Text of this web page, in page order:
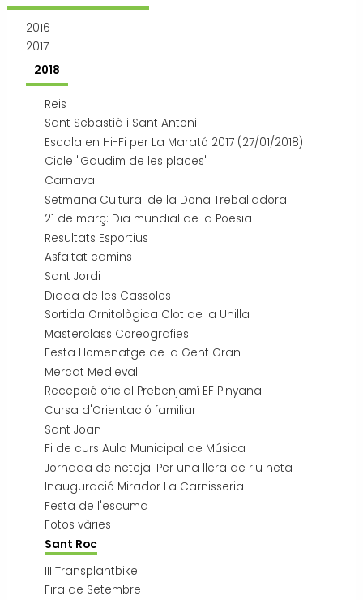
2016
2017
2018
Reis
Sant Sebastià i Sant Antoni
Escala en Hi-Fi per La Marató 2017 (27/01/2018)
Cicle "Gaudim de les places"
Carnaval
Setmana Cultural de la Dona Treballadora
21 de març: Dia mundial de la Poesia
Resultats Esportius
Asfaltat camins
Sant Jordi
Diada de les Cassoles
Sortida Ornitològica Clot de la Unilla
Masterclass Coreografies
Festa Homenatge de la Gent Gran
Mercat Medieval
Recepció oficial Prebenjamí EF Pinyana
Cursa d'Orientació familiar
Sant Joan
Fi de curs Aula Municipal de Música
Jornada de neteja: Per una llera de riu neta
Inauguració Mirador La Carnisseria
Festa de l'escuma
Fotos vàries
Sant Roc
III Transplantbike
Fira de Setembre